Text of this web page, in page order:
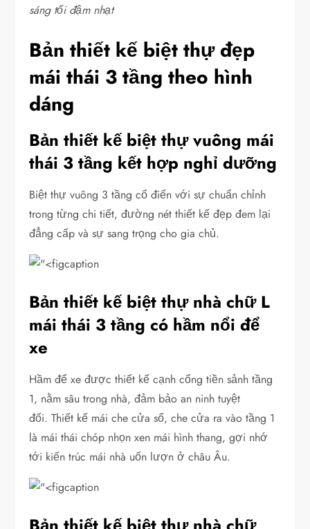
sáng tối đậm nhạt
Bản thiết kế biệt thự đẹp
mái thái 3 tầng theo hình
dáng
Bản thiết kế biệt thự vuông mái
thái 3 tầng kết hợp nghỉ dưỡng
Biệt thự vuông 3 tầng cổ điển với sự chuẩn chỉnh
trong từng chi tiết, đường nét thiết kế đẹp đem lại
đẳng cấp và sự sang trọng cho gia chủ.
Bản thiết kế biệt thự nhà chữ L
mái thái 3 tầng có hầm nổi để
xe
Hầm để xe được thiết kế cạnh cổng tiền sảnh tầng
1, nằm sâu trong nhà, đảm bảo an ninh tuyệt
đối. Thiết kế mái che cửa sổ, che cửa ra vào tầng 1
là mái thái chóp nhọn xen mái hình thang, gợi nhớ
tới kiến trúc mái nhà uốn lượn ở châu Âu.